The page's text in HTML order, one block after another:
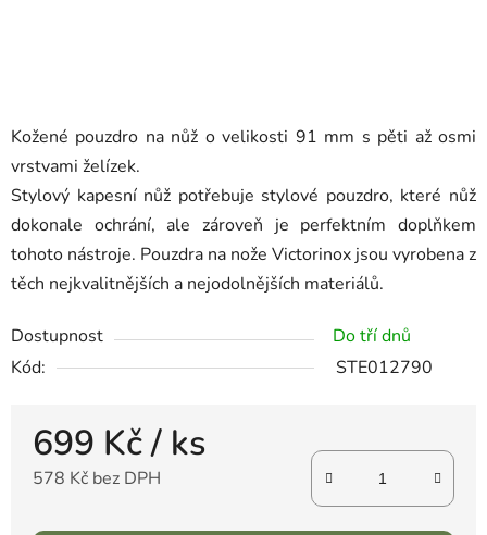
Kožené pouzdro na nůž o velikosti 91 mm s pěti až osmi
vrstvami želízek.
Stylový kapesní nůž potřebuje stylové pouzdro, které nůž
dokonale ochrání, ale zároveň je perfektním doplňkem
tohoto nástroje. Pouzdra na nože Victorinox jsou vyrobena z
těch nejkvalitnějších a nejodolnějších materiálů.
Dostupnost
Do tří dnů
Kód:
STE012790
699 Kč/ ks
578 Kč bez DPH